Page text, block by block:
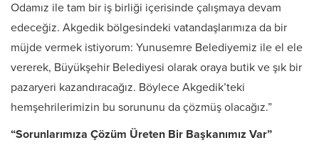
Odamız ile tam bir iş birliği içerisinde çalışmaya devam
edeceğiz. Akgedik bölgesindeki vatandaşlarımıza da bir
müjde vermek istiyorum: Yunusemre Belediyemiz ile el ele
vererek, Büyükşehir Belediyesi olarak oraya butik ve şık bir
pazaryeri kazandıracağız. Böylece Akgedik’teki
hemşehrilerimizin bu sorununu da çözmüş olacağız.”
“Sorunlarımıza Çözüm Üreten Bir Başkanımız Var”